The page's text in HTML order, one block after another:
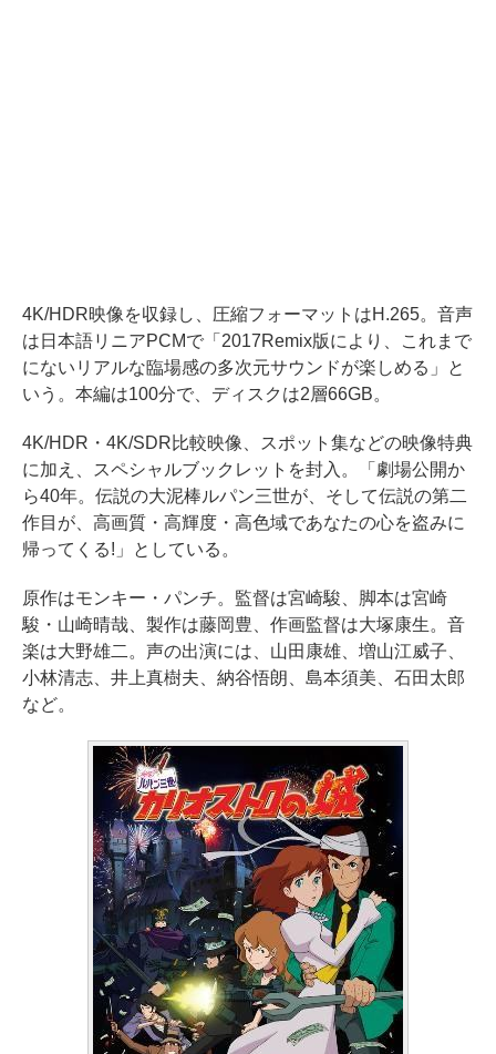
4K/HDR映像を収録し、圧縮フォーマットはH.265。音声
は日本語リニアPCMで「2017Remix版により、これまで
にないリアルな臨場感の多次元サウンドが楽しめる」と
いう。本編は100分で、ディスクは2層66GB。
4K/HDR・4K/SDR比較映像、スポット集などの映像特典
に加え、スペシャルブックレットを封入。「劇場公開か
ら40年。伝説の大泥棒ルパン三世が、そして伝説の第二
作目が、高画質・高輝度・高色域であなたの心を盗みに
帰ってくる!」としている。
原作はモンキー・パンチ。監督は宮崎駿、脚本は宮崎
駿・山崎晴哉、製作は藤岡豊、作画監督は大塚康生。音
楽は大野雄二。声の出演には、山田康雄、増山江威子、
小林清志、井上真樹夫、納谷悟朗、島本須美、石田太郎
など。